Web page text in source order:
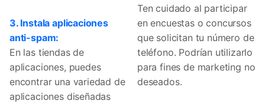
3. Instala aplicaciones
anti-spam:
En las tiendas de
aplicaciones, puedes
encontrar una variedad de
aplicaciones diseñadas
Ten cuidado al participar
en encuestas o concursos
que solicitan tu número de
teléfono. Podrían utilizarlo
para fines de marketing no
deseados.